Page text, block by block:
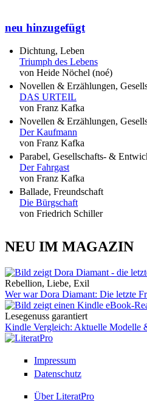
neu hinzugefügt
Dichtung, Leben
Triumph des Lebens
von Heide Nöchel (noé)
Novellen & Erzählungen,
DAS URTEIL
von Franz Kafka
Novellen & Erzählungen,
Der Kaufmann
von Franz Kafka
Parabel, Gesellschafts- &
Der Fahrgast
von Franz Kafka
Ballade, Freundschaft
Die Bürgschaft
von Friedrich Schiller
NEU IM MAGAZIN
Rebellion, Liebe, Exil
Wer war Dora Diamant: Die letzte
Lesegenuss garantiert
Kindle Vergleich: Aktuelle Modelle
Impressum
Datenschutz
Über LiteratPro